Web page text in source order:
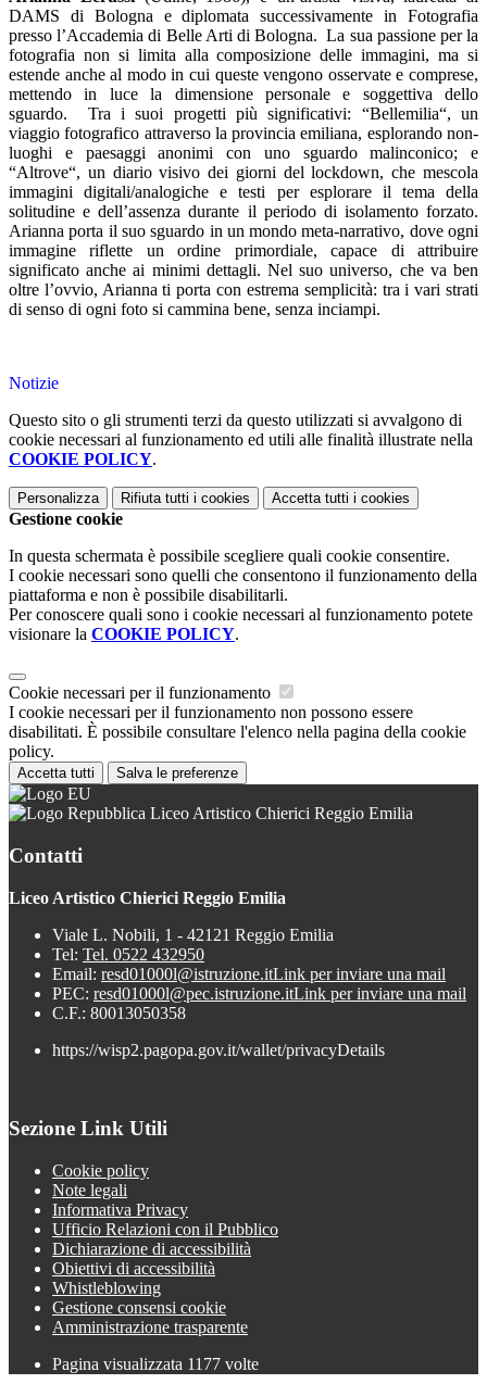
DAMS di Bologna e diplomata successivamente in Fotografia
presso l’Accademia di Belle Arti di Bologna. La sua passione per la
fotografia non si limita alla composizione delle immagini, ma si
estende anche al modo in cui queste vengono osservate e comprese,
mettendo in luce la dimensione personale e soggettiva dello
sguardo. Tra i suoi progetti più significativi: “Bellemilia“, un
viaggio fotografico attraverso la provincia emiliana, esplorando non-
luoghi e paesaggi anonimi con uno sguardo malinconico; e
“Altrove“, un diario visivo dei giorni del lockdown, che mescola
immagini digitali/analogiche e testi per esplorare il tema della
solitudine e dell’assenza durante il periodo di isolamento forzato.
Arianna porta il suo sguardo in un mondo meta-narrativo, dove ogni
immagine riflette un ordine primordiale, capace di attribuire
significato anche ai minimi dettagli. Nel suo universo, che va ben
oltre l’ovvio, Arianna ti porta con estrema semplicità: tra i vari strati
di senso di ogni foto si cammina bene, senza inciampi.
Notizie
Questo sito o gli strumenti terzi da questo utilizzati si avvalgono di
cookie necessari al funzionamento ed utili alle finalità illustrate nella
COOKIE POLICY.
Personalizza Rifiuta tutti i cookies Accetta tutti i cookies
Gestione cookie
In questa schermata è possibile scegliere quali cookie consentire.
I cookie necessari sono quelli che consentono il funzionamento della
piattaforma e non è possibile disabilitarli.
Per conoscere quali sono i cookie necessari al funzionamento potete
visionare la COOKIE POLICY.
Cookie necessari per il funzionamento
I cookie necessari per il funzionamento non possono essere
disabilitati. È possibile consultare l'elenco nella pagina della cookie
policy.
Accetta tutti Salva le preferenze
Liceo Artistico Chierici Reggio Emilia
Contatti
Liceo Artistico Chierici Reggio Emilia
Viale L. Nobili, 1 - 42121 Reggio Emilia
Tel: Tel. 0522 432950
Email: resd01000l@istruzione.itLink per inviare una mail
PEC: resd01000l@pec.istruzione.itLink per inviare una mail
C.F.: 80013050358
https://wisp2.pagopa.gov.it/wallet/privacyDetails
Sezione Link Utili
Cookie policy
Note legali
Informativa Privacy
Ufficio Relazioni con il Pubblico
Dichiarazione di accessibilità
Obiettivi di accessibilità
Whistleblowing
Gestione consensi cookie
Amministrazione trasparente
Pagina visualizzata 1177 volte